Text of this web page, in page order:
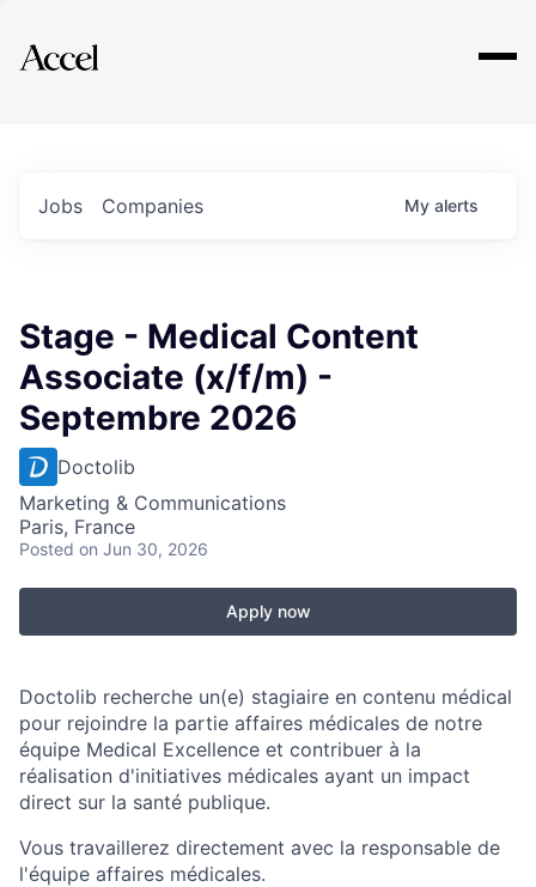
Explore
Jobs Companies My alerts
Stage - Medical Content
Associate (x/f/m) -
Septembre 2026
Doctolib
Marketing & Communications
Paris, France
Posted on Jun 30, 2026
Apply now
Doctolib recherche un(e) stagiaire en contenu médical
pour rejoindre la partie affaires médicales de notre
équipe Medical Excellence et contribuer à la
réalisation d'initiatives médicales ayant un impact
direct sur la santé publique.
Vous travaillerez directement avec la responsable de
l'équipe affaires médicales.